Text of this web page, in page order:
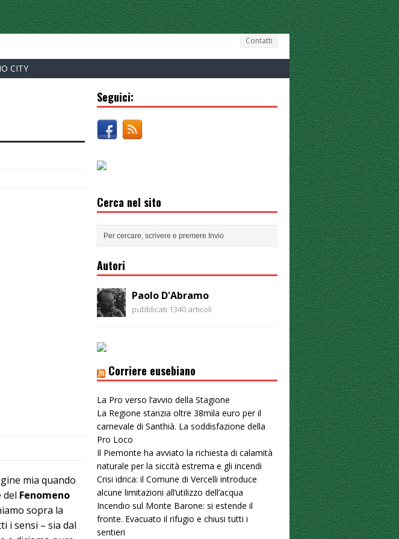
Contatti
CITY
mia quando
del Fenomeno
sopra la
i sensi – sia dal
Seguici:
Cerca nel sito
Autori
Paolo D'Abramo
pubblicati 1340 articoli
Corriere eusebiano
La Pro verso l’avvio della Stagione
La Regione stanzia oltre 38mila euro per il
carnevale di Santhià. La soddisfazione della
Pro Loco
Il Piemonte ha avviato la richiesta di calamità
naturale per la siccità estrema e gli incendi
Crisi idrica: il Comune di Vercelli introduce
alcune limitazioni all’utilizzo dell’acqua
Incendio sul Monte Barone: si estende il
fronte. Evacuato il rifugio e chiusi tutti i
sentieri